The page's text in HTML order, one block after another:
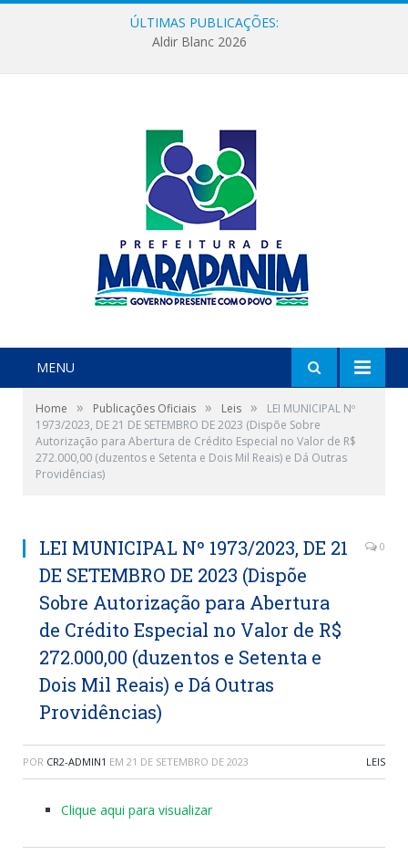
ÚLTIMAS PUBLICAÇÕES:
Aldir Blanc 2026
MENU
Home » Publicações Oficiais » Leis »
LEI MUNICIPAL Nº
1973/2023, DE 21 DE SETEMBRO DE 2023 (Dispõe Sobre
Autorização para Abertura de Crédito Especial no Valor de R$
272.000,00 (duzentos e Setenta e Dois Mil Reais) e Dá Outras
Providências)
LEI MUNICIPAL Nº 1973/2023, DE 21
DE SETEMBRO DE 2023 (Dispõe
Sobre Autorização para Abertura
de Crédito Especial no Valor de R$
272.000,00 (duzentos e Setenta e
Dois Mil Reais) e Dá Outras
Providências)
0
POR CR2-ADMIN1 EM 21 DE SETEMBRO DE 2023 LEIS
Clique aqui para visualizar